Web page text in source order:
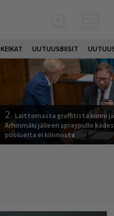
KEIKAT UUTUUSBIISIT
2. Laittomasta graffitista kiinni
Arhinmäki jälleen spraypullo
puolueita ei kiinnosta